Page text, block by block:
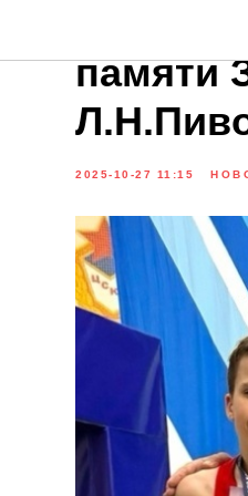
Итоги
памяти
2025-10-27 11:15